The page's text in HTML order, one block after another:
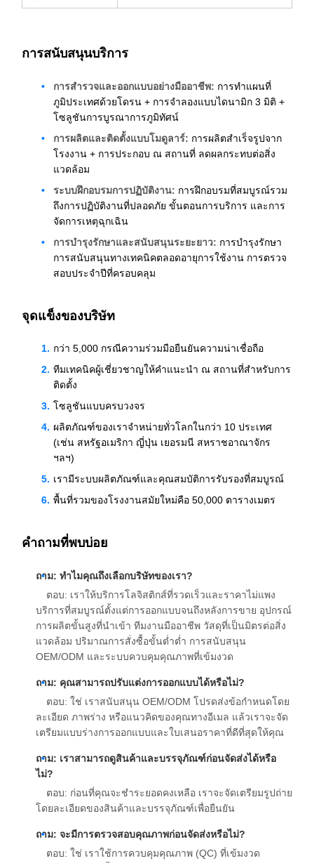
การสนับสนุนบริการ
การสำรวจและออกแบบอย่างมืออาชีพ: การทำแผนที่
ภูมิประเทศด้วยโดรน + การจำลองแบบไดนามิก 3 มิติ +
โซลูชันการบูรณาการภูมิทัศน์
การผลิตและติดตั้งแบบโมดูลาร์: การผลิตสำเร็จรูปจาก
โรงงาน + การประกอบ ณ สถานที่ ลดผลกระทบต่อสิ่ง
แวดล้อม
ระบบฝึกอบรมการปฏิบัติงาน: การฝึกอบรมที่สมบูรณ์รวม
ถึงการปฏิบัติงานที่ปลอดภัย ขั้นตอนการบริการ และการ
จัดการเหตุฉุกเฉิน
การบำรุงรักษาและสนับสนุนระยะยาว: การบำรุงรักษา
การสนับสนุนทางเทคนิคตลอดอายุการใช้งาน การตรวจ
สอบประจำปีที่ครอบคลุม
จุดแข็งของบริษัท
กว่า 5,000 กรณีความร่วมมือยืนยันความน่าเชื่อถือ
ทีมเทคนิคผู้เชี่ยวชาญให้คำแนะนำ ณ สถานที่สำหรับการ
ติดตั้ง
โซลูชันแบบครบวงจร
ผลิตภัณฑ์ของเราจำหน่ายทั่วโลกในกว่า 10 ประเทศ
(เช่น สหรัฐอเมริกา ญี่ปุ่น เยอรมนี สหราชอาณาจักร
ฯลฯ)
เรามีระบบผลิตภัณฑ์และคุณสมบัติการรับรองที่สมบูรณ์
พื้นที่รวมของโรงงานสมัยใหม่คือ 50,000 ตารางเมตร
คำถามที่พบบ่อย
ถาม: ทำไมคุณถึงเลือกบริษัทของเรา?
ตอบ: เราให้บริการโลจิสติกส์ที่รวดเร็วและราคาไม่แพง
บริการที่สมบูรณ์ตั้งแต่การออกแบบจนถึงหลังการขาย อุปกรณ์
การผลิตขั้นสูงที่นำเข้า ทีมงานมืออาชีพ วัสดุที่เป็นมิตรต่อสิ่ง
แวดล้อม ปริมาณการสั่งซื้อขั้นต่ำต่ำ การสนับสนุน
OEM/ODM และระบบควบคุมคุณภาพที่เข้มงวด
ถาม: คุณสามารถปรับแต่งการออกแบบได้หรือไม่?
ตอบ: ใช่ เราสนับสนุน OEM/ODM โปรดส่งข้อกำหนดโดย
ละเอียด ภาพร่าง หรือแนวคิดของคุณทางอีเมล แล้วเราจะจัด
เตรียมแบบร่างการออกแบบและใบเสนอราคาที่ดีที่สุดให้คุณ
ถาม: เราสามารถดูสินค้าและบรรจุภัณฑ์ก่อนจัดส่งได้หรือ
ไม่?
ตอบ: ก่อนที่คุณจะชำระยอดคงเหลือ เราจะจัดเตรียมรูปถ่าย
โดยละเอียดของสินค้าและบรรจุภัณฑ์เพื่อยืนยัน
ถาม: จะมีการตรวจสอบคุณภาพก่อนจัดส่งหรือไม่?
ตอบ: ใช่ เราใช้การควบคุมคุณภาพ (QC) ที่เข้มงวด